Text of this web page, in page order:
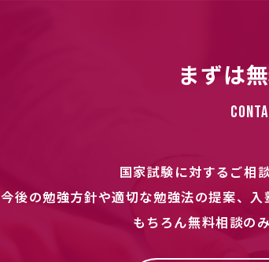
まずは
国家試験に対するご相
今後の勉強方針や適切な勉強法の提案、入
もちろん無料相談の